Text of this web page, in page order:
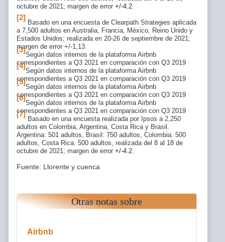
octubre de 2021; margen de error +/-4.2.
[2]
Basado en una encuesta de Clearpath Strategies aplicada
a 7,500 adultos en Australia, Francia, México, Reino Unido y
Estados Unidos; realizada en 20-26 de septiembre de 2021;
margen de error +/-1,13.
[3]
Según datos internos de la plataforma Airbnb
correspondientes a Q3 2021 en comparación con Q3 2019
[4]
Según datos internos de la plataforma Airbnb
correspondientes a Q3 2021 en comparación con Q3 2019
[5]
Según datos internos de la plataforma Airbnb
correspondientes a Q3 2021 en comparación con Q3 2019
[6]
Según datos internos de la plataforma Airbnb
correspondientes a Q3 2021 en comparación con Q3 2019
[7]
Basado en una encuesta realizada por Ipsos a 2,250
adultos en Colombia, Argentina, Costa Rica y Brasil.
Argentina: 501 adultos, Brasil: 750 adultos, Colombia: 500
adultos, Costa Rica: 500 adultos, realizada del 8 al 18 de
octubre de 2021; margen de error +/-4.2.
Fuente: Llorente y cuenca
Otras notas sobre
Airbnb